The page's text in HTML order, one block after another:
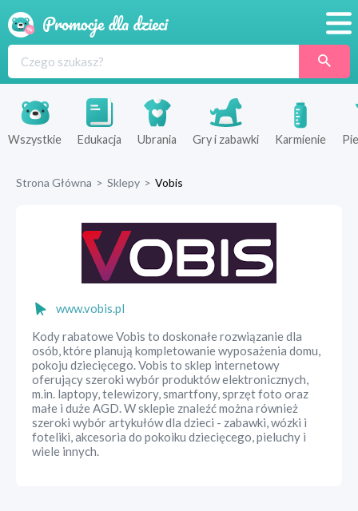
Produkty
Sklepy
Wszystkie Edukacja Ubrania Gry i zabawki Karmienie
Strona Główna > Sklepy > Vobis
www.vobis.pl
Kody rabatowe Vobis to doskonałe rozwiązanie dla
osób, które planują kompletowanie wyposażenia domu,
pokoju dziecięcego. Vobis to sklep internetowy
oferujący szeroki wybór produktów elektronicznych,
m.in. laptopy, telewizory, smartfony, sprzęt foto oraz
małe i duże AGD. W sklepie znaleźć można również
szeroki wybór artykułów dla dzieci - zabawki, wózki i
foteliki, akcesoria do pokoiku dziecięcego, pieluchy i
wiele innych.